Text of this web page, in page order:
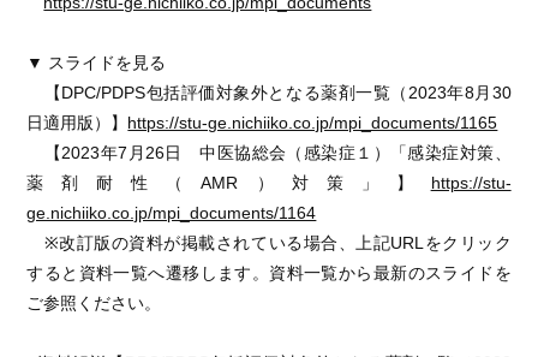
▼ スライドを見る
【DPC/PDPS包括評価対象外となる薬剤一覧（2023年8月30
日適用版）】 https://stu-ge.nichiiko.co.jp/mpi_documents/1165
【2023年7月26日 中医協総会（感染症１）「感染症対策、
薬剤耐性（AMR）対策」】 https://stu-
ge.nichiiko.co.jp/mpi_documents/1164
※改訂版の資料が掲載されている場合、上記URLをクリック
すると資料一覧へ遷移します。資料一覧から最新のスライドを
ご参照ください。